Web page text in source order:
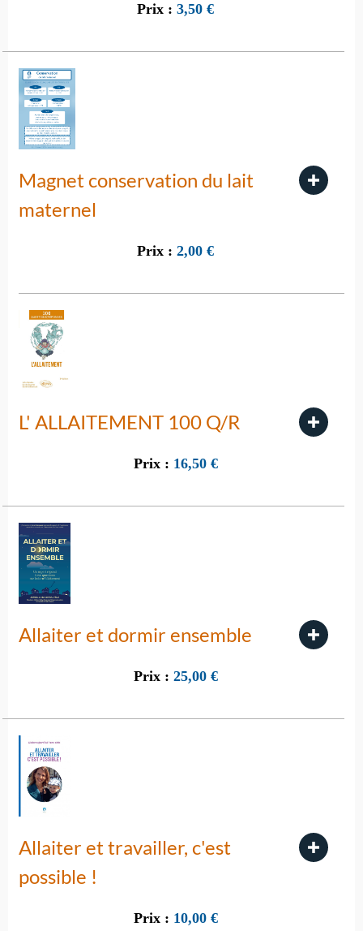
Prix : 3,50 €
Magnet conservation du lait
maternel
Prix : 2,00 €
L' ALLAITEMENT 100 Q/R
Prix : 16,50 €
Allaiter et dormir ensemble
Prix : 25,00 €
Allaiter et travailler, c'est
possible !
Prix : 10,00 €